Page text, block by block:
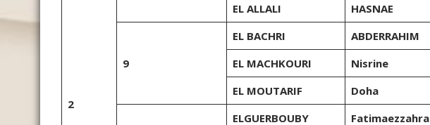
2
EL ALLALI
HASNAE
9
EL BACHRI ABDERRAHIM
EL MACHKOURI
Nisrine
EL MOUTARIF
Doha
ELGUERBOUBY Fatimaezzahra